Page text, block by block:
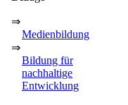
⇒
Medienbildung
⇒
Bildung für
nachhaltige
Entwicklung